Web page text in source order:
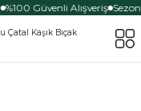
%100 Güvenli Alışveriş